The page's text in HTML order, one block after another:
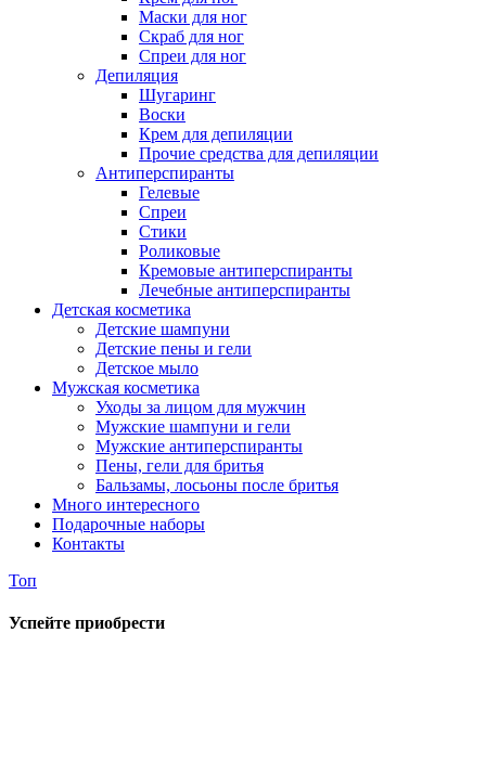
Маски для ног
Скраб для ног
Спреи для ног
Депиляция
Шугаринг
Воски
Крем для депиляции
Прочие средства для депиляции
Антиперспиранты
Гелевые
Спреи
Стики
Роликовые
Кремовые антиперспиранты
Лечебные антиперспиранты
Детская косметика
Детские шампуни
Детские пены и гели
Детское мыло
Мужская косметика
Уходы за лицом для мужчин
Мужские шампуни и гели
Мужские антиперспиранты
Пены, гели для бритья
Бальзамы, лосьоны после бритья
Много интересного
Подарочные наборы
Контакты
Топ
Успейте приобрести